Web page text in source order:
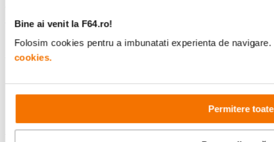
Bine ai venit la F64.ro!
Folosim cookies pentru a imbunatati experienta de
cookies.
Permitere toate
F64 Studio
Urmareste-ne